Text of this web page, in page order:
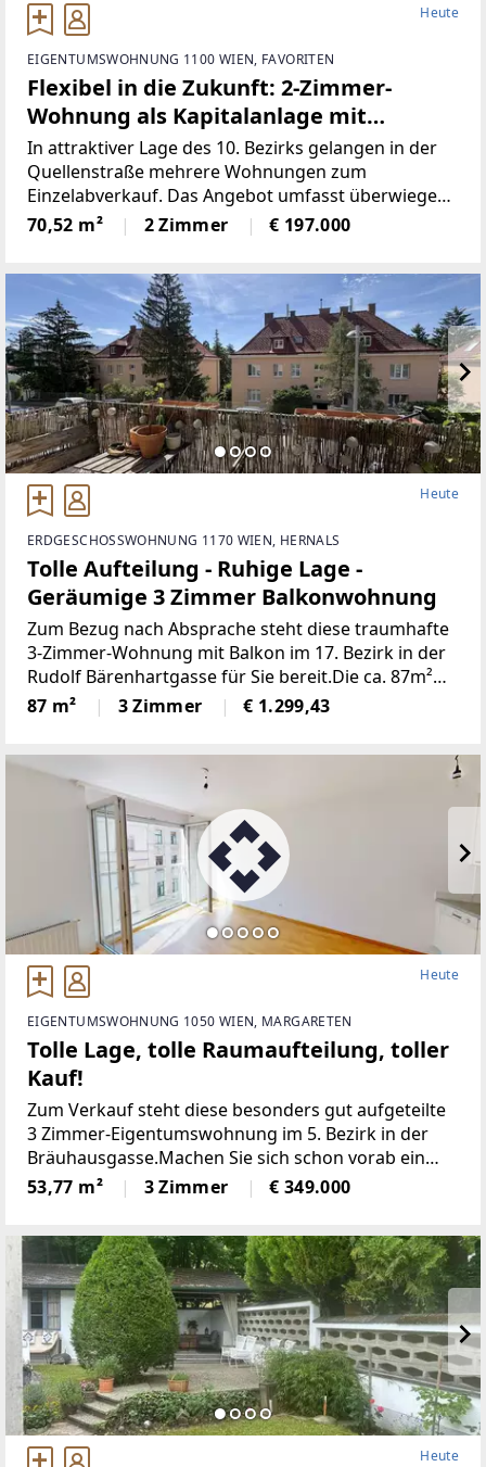
Heute
EIGENTUMSWOHNUNG 1100 WIEN, FAVORITEN
Flexibel in die Zukunft: 2-Zimmer-
Wohnung als Kapitalanlage mit
Eigennutzungsoption
In attraktiver Lage des 10. Bezirks gelangen in der
Quellenstraße mehrere Wohnungen zum
Einzelabverkauf. Das Angebot umfasst überwiegend
unbefristet und befristet vermietete sowie einige
leerstehende Einheiten mit Wohnflächen von ca. 15
70,52 m² 2 Zimmer € 197.000
Heute
ERDGESCHOSSWOHNUNG 1170 WIEN, HERNALS
Tolle Aufteilung - Ruhige Lage -
Geräumige 3 Zimmer Balkonwohnung
Zum Bezug nach Absprache steht diese traumhafte
3-Zimmer-Wohnung mit Balkon im 17. Bezirk in der
Rudolf Bärenhartgasse für Sie bereit.Die ca. 87m²
große Wohnung befindet sich im Erdgeschoß und
87 m² 3 Zimmer € 1.299,43
Heute
EIGENTUMSWOHNUNG 1050 WIEN, MARGARETEN
Tolle Lage, tolle Raumaufteilung, toller
Kauf!
Zum Verkauf steht diese besonders gut aufgeteilte
3 Zimmer-Eigentumswohnung im 5. Bezirk in der
Bräuhausgasse.Machen Sie sich schon vorab ein
Bild von Ihrem neuen
Zuhause:https://my.matterport.com/show/?
53,77 m² 3 Zimmer € 349.000
Heute